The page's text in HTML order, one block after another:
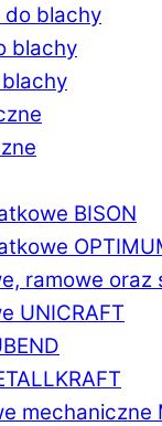
do blachy
blachy
BISON
ramowe oraz
UNICRAFT
mechaniczne